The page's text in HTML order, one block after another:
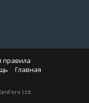
правила
Главная
Ltd.